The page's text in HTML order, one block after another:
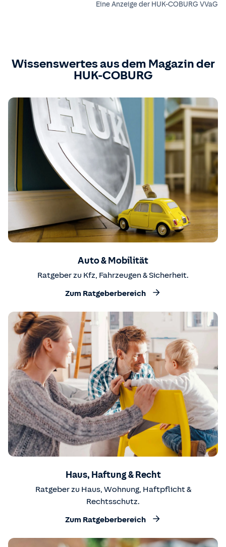
Eine Anzeige der HUK-COBURG VVaG
Wissenswertes aus dem Magazin der
HUK-COBURG
Auto & Mobilität
Ratgeber zu Kfz, Fahrzeugen & Sicherheit.
Zum Ratgeberbereich
Haus, Haftung & Recht
Ratgeber zu Haus, Wohnung, Haftpflicht &
Rechtsschutz.
Zum Ratgeberbereich